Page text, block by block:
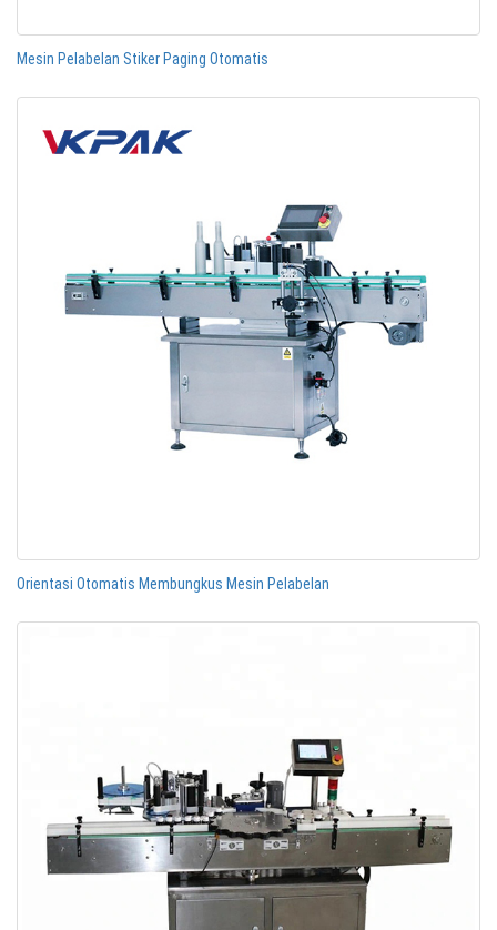
Mesin Pelabelan Stiker Paging Otomatis
Orientasi Otomatis Membungkus Mesin Pelabelan